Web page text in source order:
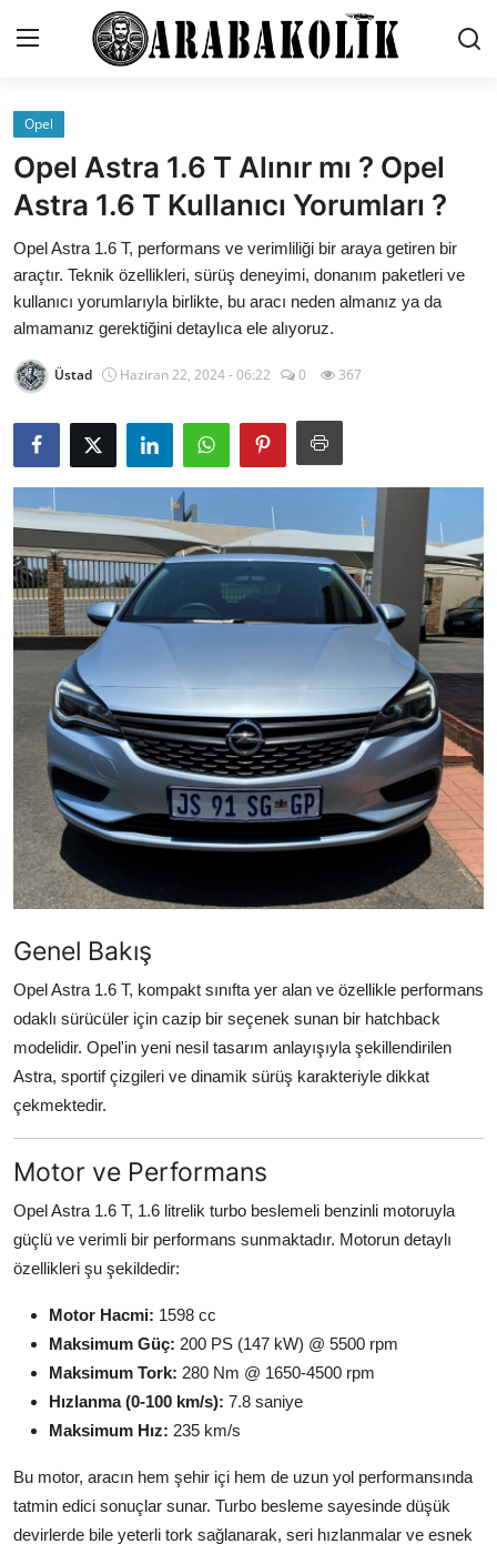
Genel
İletişim
Karşılaştırmalar
Testler
Markalar
Öneriler
Motosiklet
Paketler
Yağlar
Oto Bilgi
Opel
Opel Astra 1.6 T Alınır mı ? Opel
Astra 1.6 T Kullanıcı Yorumları ?
Opel Astra 1.6 T, performans ve verimliliği bir araya getiren bir
araçtır. Teknik özellikleri, sürüş deneyimi, donanım paketleri ve
kullanıcı yorumlarıyla birlikte, bu aracı neden almanız ya da
almamanız gerektiğini detaylıca ele alıyoruz.
Üstad Haziran 22, 2024 - 06:22 0 367
Genel Bakış
Opel Astra 1.6 T, kompakt sınıfta yer alan ve özellikle performans
odaklı sürücüler için cazip bir seçenek sunan bir hatchback
modelidir. Opel'in yeni nesil tasarım anlayışıyla şekillendirilen
Astra, sportif çizgileri ve dinamik sürüş karakteriyle dikkat
çekmektedir.
Motor ve Performans
Opel Astra 1.6 T, 1.6 litrelik turbo beslemeli benzinli motoruyla
güçlü ve verimli bir performans sunmaktadır. Motorun detaylı
özellikleri şu şekildedir:
Motor Hacmi: 1598 cc
Maksimum Güç: 200 PS (147 kW) @ 5500 rpm
Maksimum Tork: 280 Nm @ 1650-4500 rpm
Hızlanma (0-100 km/s): 7.8 saniye
Maksimum Hız: 235 km/s
Bu motor, aracın hem şehir içi hem de uzun yol performansında
tatmin edici sonuçlar sunar. Turbo besleme sayesinde düşük
devirlerde bile yeterli tork sağlanarak, seri hızlanmalar ve esnek